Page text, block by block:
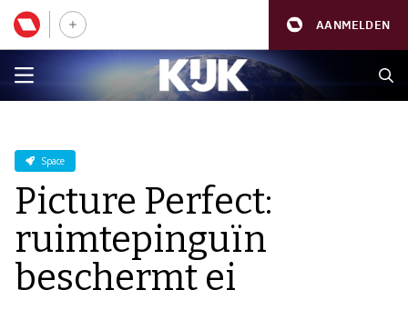
AANMELDEN
Space
Picture Perfect:
ruimtepinguïn
beschermt ei